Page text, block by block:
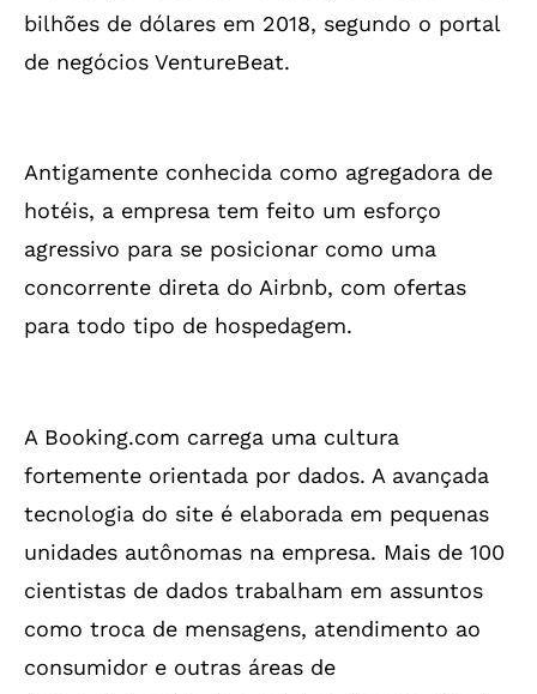
bilhões de dólares em 2018, segundo o portal
de negócios VentureBeat.
Antigamente conhecida como agregadora de
hotéis, a empresa tem feito um esforço
agressivo para se posicionar como uma
concorrente direta do Airbnb, com ofertas
para todo tipo de hospedagem.
A Booking.com carrega uma cultura
fortemente orientada por dados. A avançada
tecnologia do site é elaborada em pequenas
unidades autônomas na empresa. Mais de 100
cientistas de dados trabalham em assuntos
como troca de mensagens, atendimento ao
consumidor e outras áreas de